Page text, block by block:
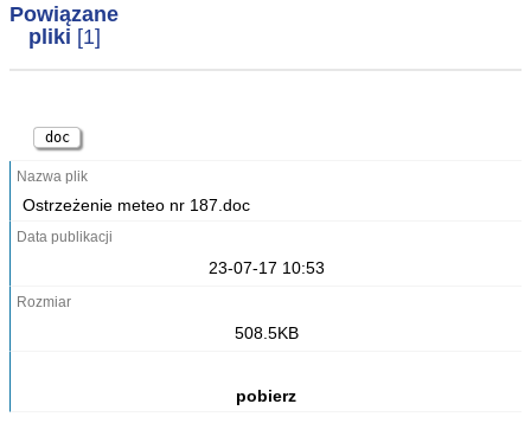
kategoria:
Powiązane
pliki [1]
doc
Ostrzeżenie meteo nr 187.doc
23-07-17 10:53
508.5KB
pobierzp